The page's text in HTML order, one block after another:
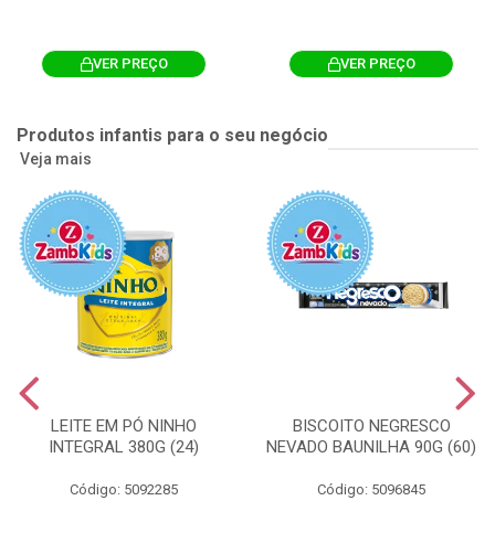
VER PREÇO VER PREÇO
Produtos infantis para o seu negócio
Veja mais
LEITE EM PÓ NINHO
INTEGRAL 380G (24)
Código: 5092285
BISCOITO NEGRESCO
NEVADO BAUNILHA 90G (60)
Código: 5096845